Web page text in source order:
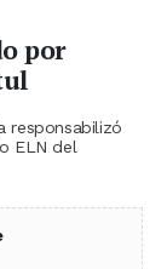
por
responsabilizó
ELN del